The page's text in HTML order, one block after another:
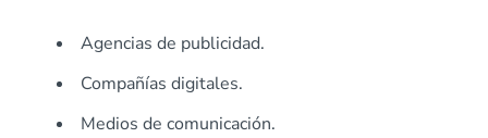
Agencias de publicidad.
Compañías digitales.
Medios de comunicación.